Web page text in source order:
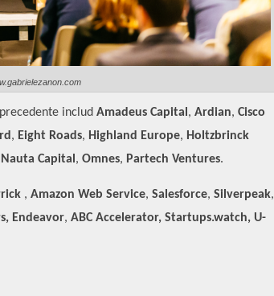
includ Amadeus Capital , Ardian, Cisco
, Eight Roads, Highland Europe, Holtzbrinck
Nauta Capital , Omnes, Partech Ventures.
, Amazon Web Service, Salesforce, Silverpeak,
Endeavor, ABC Accelerator, Startups.watch, U-